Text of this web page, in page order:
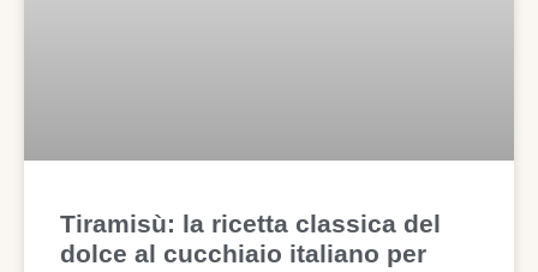
Tiramisù: la ricetta classica del
dolce al cucchiaio italiano per